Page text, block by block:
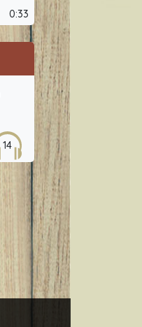
0:33
14